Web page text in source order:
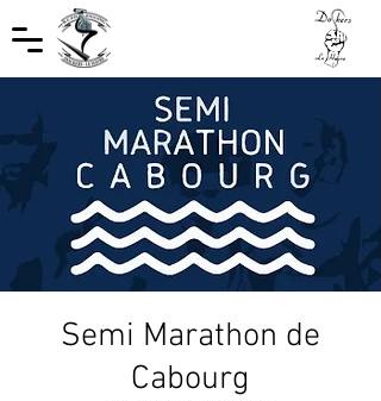
Semi Marathon de
Cabourg